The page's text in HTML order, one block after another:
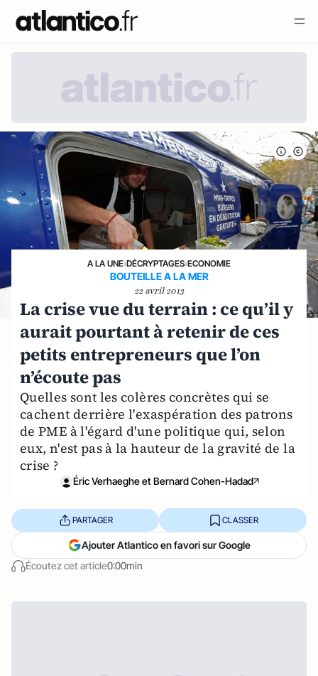
A LA UNE›DÉCRYPTAGES›ECONOMIE
BOUTEILLE A LA MER
22 avril 2013
La crise vue du terrain : ce qu’il y
aurait pourtant à retenir de ces
petits entrepreneurs que l’on
n’écoute pas
Quelles sont les colères concrètes qui se
cachent derrière l'exaspération des patrons
de PME à l'égard d'une politique qui, selon
eux, n'est pas à la hauteur de la gravité de la
crise ?
Éric Verhaeghe et Bernard Cohen-Hadad
Écoutez cet article0:00min
PARTAGER CLASSER
Ajouter Atlantico en favori sur Google